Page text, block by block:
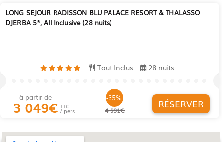
LONG SEJOUR RADISSON BLU PALACE RESORT & THALASSO
DJERBA 5*, All Inclusive (28 nuits)
Tout Inclus 28 nuits
à partir de
3 049€ TTC
/ pers.
-35%
4 691€
RÉSERVER